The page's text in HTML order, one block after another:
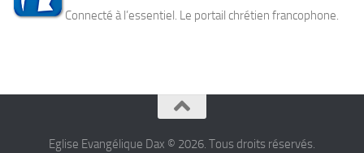
Connecté à l’essentiel. Le portail chrétien francophone.
Eglise Evangélique Dax © 2026. Tous droits réservés.